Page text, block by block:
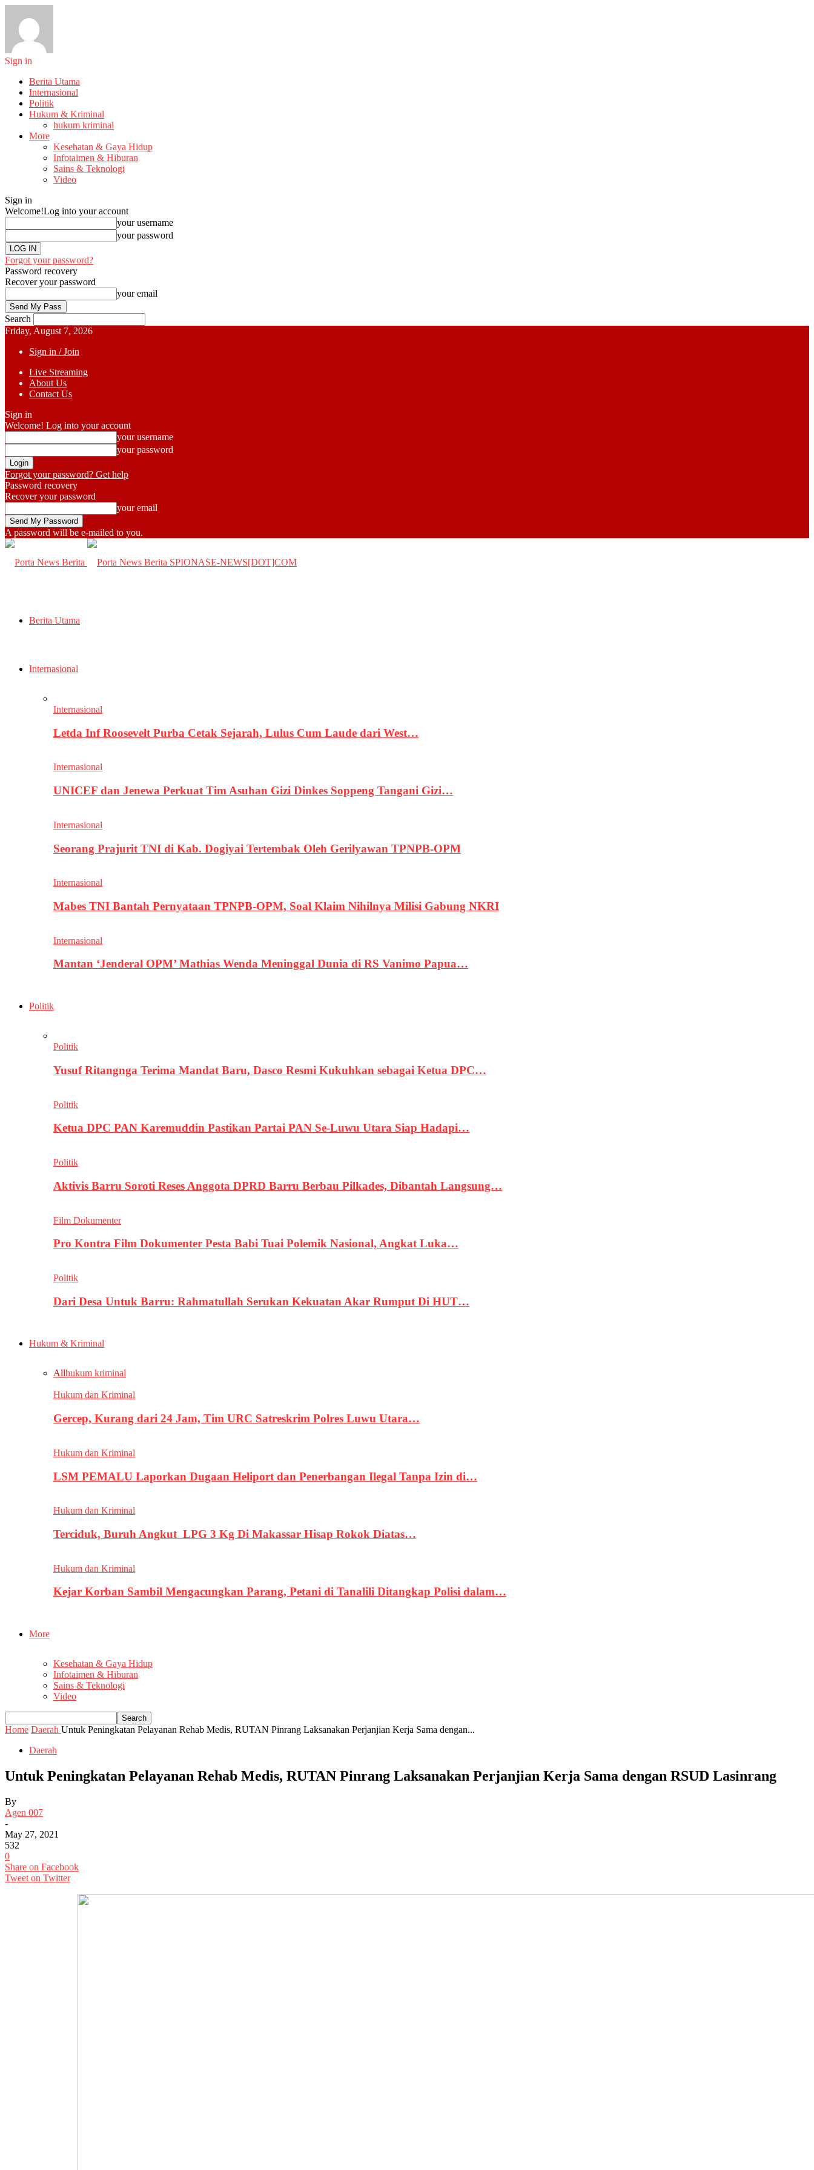
Sign in
Berita Utama
Internasional
Politik
Hukum & Kriminal
hukum kriminal
More
Kesehatan & Gaya Hidup
Infotaimen & Hiburan
Sains & Teknologi
Video
Sign in
Welcome!Log into your account
your username
your password
Forgot your password?
Password recovery
Recover your password
your email
Search
Friday, August 7, 2026
Sign in / Join
Live Streaming
About Us
Contact Us
Sign in
Welcome! Log into your account
your username
your password
Forgot your password? Get help
Password recovery
Recover your password
your email
A password will be e-mailed to you.
SPIONASE-NEWS[DOT]COM
Berita Utama
Internasional
Internasional
Letda Inf Roosevelt Purba Cetak Sejarah, Lulus Cum Laude dari West…
Internasional
UNICEF dan Jenewa Perkuat Tim Asuhan Gizi Dinkes Soppeng Tangani Gizi…
Internasional
Seorang Prajurit TNI di Kab. Dogiyai Tertembak Oleh Gerilyawan TPNPB-OPM
Internasional
Mabes TNI Bantah Pernyataan TPNPB-OPM, Soal Klaim Nihilnya Milisi Gabung NKRI
Internasional
Mantan ‘Jenderal OPM’ Mathias Wenda Meninggal Dunia di RS Vanimo Papua…
Politik
Politik
Yusuf Ritangnga Terima Mandat Baru, Dasco Resmi Kukuhkan sebagai Ketua DPC…
Politik
Ketua DPC PAN Karemuddin Pastikan Partai PAN Se-Luwu Utara Siap Hadapi…
Politik
Aktivis Barru Soroti Reses Anggota DPRD Barru Berbau Pilkades, Dibantah Langsung…
Film Dokumenter
Pro Kontra Film Dokumenter Pesta Babi Tuai Polemik Nasional, Angkat Luka…
Politik
Dari Desa Untuk Barru: Rahmatullah Serukan Kekuatan Akar Rumput Di HUT…
Hukum & Kriminal
Allhukum kriminal
Hukum dan Kriminal
Gercep, Kurang dari 24 Jam, Tim URC Satreskrim Polres Luwu Utara…
Hukum dan Kriminal
LSM PEMALU Laporkan Dugaan Heliport dan Penerbangan Ilegal Tanpa Izin di…
Hukum dan Kriminal
Terciduk, Buruh Angkut LPG 3 Kg Di Makassar Hisap Rokok Diatas…
Hukum dan Kriminal
Kejar Korban Sambil Mengacungkan Parang, Petani di Tanalili Ditangkap Polisi dalam…
More
Kesehatan & Gaya Hidup
Infotaimen & Hiburan
Sains & Teknologi
Video
Home Daerah Untuk Peningkatan Pelayanan Rehab Medis, RUTAN Pinrang Laksanakan Perjanjian Kerja Sama dengan...
Daerah
Untuk Peningkatan Pelayanan Rehab Medis, RUTAN Pinrang Laksanakan Perjanjian Kerja Sama dengan RSUD Lasinrang
By
Agen 007
-
May 27, 2021
532
0
Share on Facebook
Tweet on Twitter